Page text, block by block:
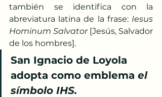
también se identifica con la
abreviatura latina de la frase: Iesus
Hominum Salvator [Jesús, Salvador
de los hombres].
San Ignacio de Loyola
adopta como emblema el
símbolo IHS.